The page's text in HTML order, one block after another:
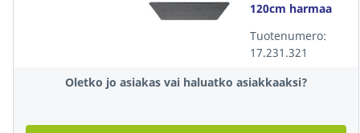
120cm harmaa
Tuotenumero:
17.231.321
Oletko jo asiakas vai haluatko asiakkaaksi?